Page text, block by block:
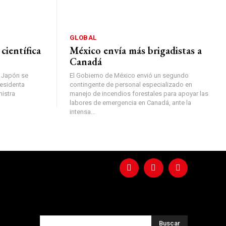
Japón se
GLOBAL
México envía más brigadistas a
Canadá
El Gobierno de México envió un segundo
contingente de personal especializado en
manejo de incendios forestales para apoyar las
labores de emergencia en Canadá, ante la
intensa...
Buscar